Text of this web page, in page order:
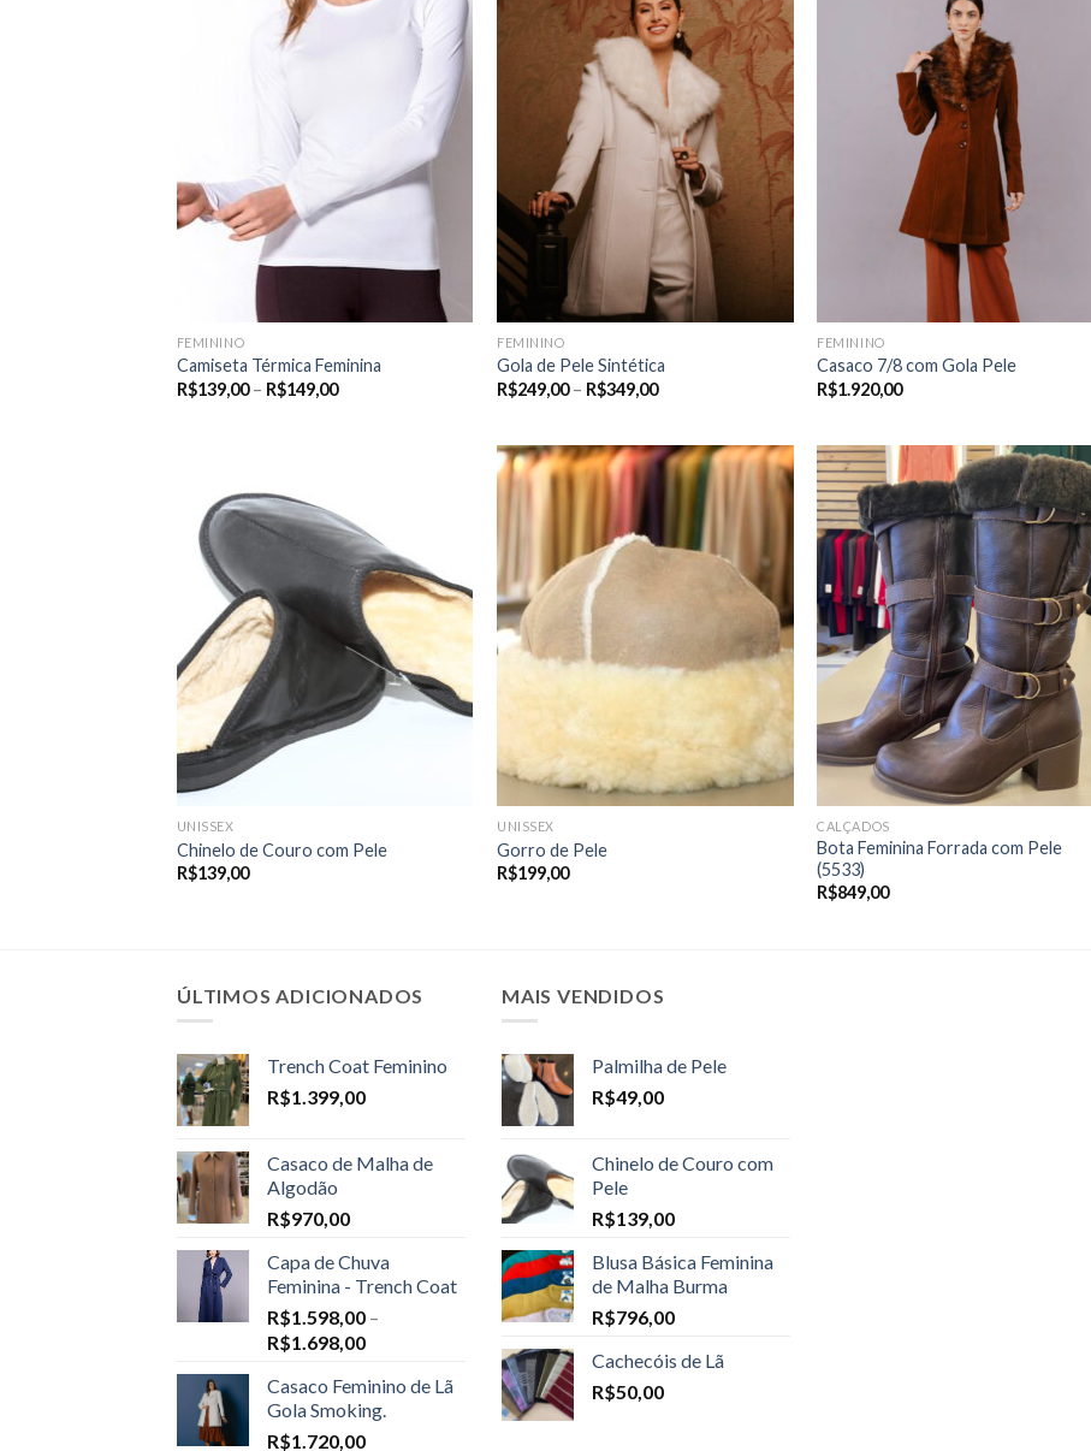
FEMININO
Camiseta Térmica Feminina
R$139,00 – R$149,00Price
FEMININO
Gola de Pele Sintética
R$249,00 – R$349,00Price
R$349,00
FEMININO
Casaco 7/8 com Gola Pele
R$1.920,00
UNISSEX
Chinelo de Couro com Pele
R$139,00
UNISSEX
Gorro de Pele
R$199,00
CALÇADOS
Bota Feminina Forrada com Pele
(5533)
R$849,00
ÚLTIMOS ADICIONADOS
Trench Coat Feminino
R$1.399,00
Casaco de Malha de
Algodão
R$970,00
Capa de Chuva
Feminina - Trench Coat
R$1.598,00 –
R$1.698,00Price
R$1.598,00
through
R$1.698,00
Casaco Feminino de Lã
Gola Smoking.
R$1.720,00
MAIS VENDIDOS
Palmilha de Pele
R$49,00
Chinelo de Couro com
Pele
R$139,00
Blusa Básica Feminina
de Malha Burma
R$796,00
Cachecóis de Lã
R$50,00